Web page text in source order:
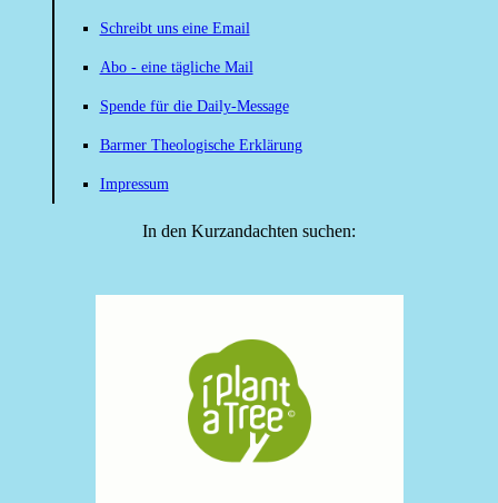
Schreibt uns eine Email
Abo - eine tägliche Mail
Spende für die Daily-Message
Barmer Theologische Erklärung
Impressum
In den Kurzandachten suchen: